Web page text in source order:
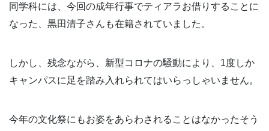
同学科には、今回の成年行事でティアラお借りすることに
なった、黒田清子さんも在籍されていました。
しかし、残念ながら、新型コロナの騒動により、1度しか
キャンパスに足を踏み入れられてはいらっしゃいません。
今年の文化祭にもお姿をあらわされることはなかったそう